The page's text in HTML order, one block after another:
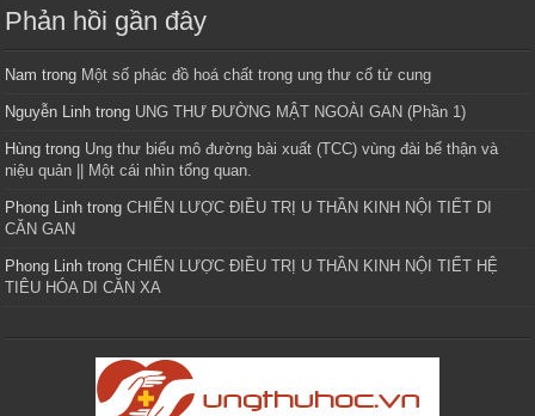
Phản hồi gần đây
Nam trong Một số phác đồ hoá chất trong ung thư cổ tử cung
Nguyễn Linh trong UNG THƯ ĐƯỜNG MẬT NGOÀI GAN (Phần 1)
Hùng trong Ung thư biểu mô đường bài xuất (TCC) vùng đài bể thận và
niệu quản || Một cái nhìn tổng quan.
Phong Linh trongCHIẾN LƯỢC ĐIỀU TRỊ U THẦN KINH NỘI TIẾT DI
CĂN GAN
Phong Linh trongCHIẾN LƯỢC ĐIỀU TRỊ U THẦN KINH NỘI TIẾT HỆ
TIÊU HÓA DI CĂN XA